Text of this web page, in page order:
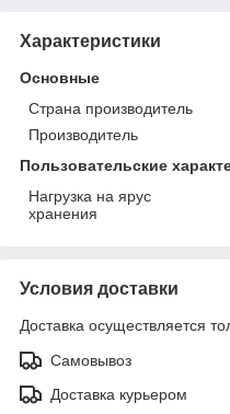
Характеристики
Основные
Страна производитель
Производитель
Пользовательские
Нагрузка на ярус
хранения
Условия доставки
Доставка осуществляется
Самовывоз
Доставка курьером